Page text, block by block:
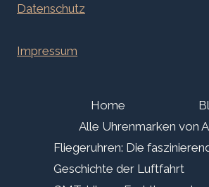
Datenschutz
Impressum
Home
Alle Uhrenmarken von
Fliegeruhren: Die
Geschichte der Luftfahrt